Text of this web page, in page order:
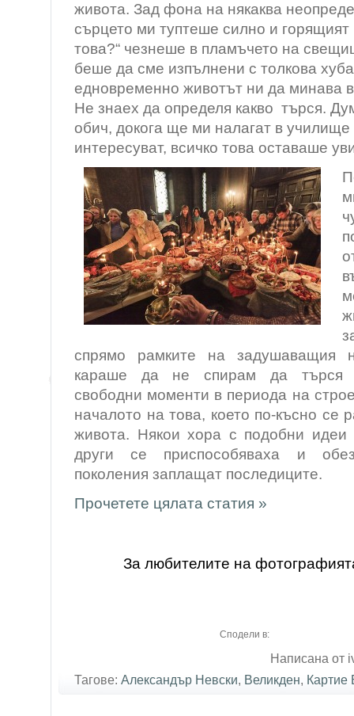
живота. Зад фона на някаква
сърцето ми туптеше силно и горящият
това?“ чезнеше в пламъчето на
беше да сме изпълнени с толкова
едновременно животът ни да минава
Не знаех да определя какво търся.
обич, докога ще ми налагат в
интересуват, всичко това оставаше
спрямо рамките на задушаващия
караше да не спирам да търся
свободни моменти в периода на
началото на това, което по-късно се
живота. Някои хора с подобни идеи
други се приспособяваха и
поколения заплащат последиците.
Прочетете цялата статия »
За любителите на
Сподели в:
Написана от
Тагове: Александър Невски, Великден, Картие